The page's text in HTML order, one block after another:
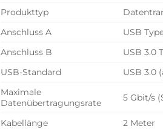
Produkttyp
Anschluss A
USB
Anschluss B
USB 3.0
USB-Standard
USB 3.0
Maximale
Datenübertragungsrate
5 Gbit/s
Kabellänge
2 Meter